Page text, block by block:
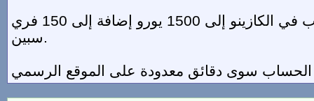
تصل باقة الترحيب في الكازينو إلى 1500 يورو إضافة إلى 150 فري
سبين.